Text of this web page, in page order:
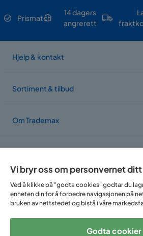
Prismatch
14 dagers
angrerett
Hjelp & kontakt
Sortiment & tilbud
Om Trademax
Vi bryr oss om personvernet ditt
Ved å klikke på "godta cookies" godtar du
enheten din for å forbedre navigasjonen på
bruken av nettstedet og bistå i våre
Godta cookier